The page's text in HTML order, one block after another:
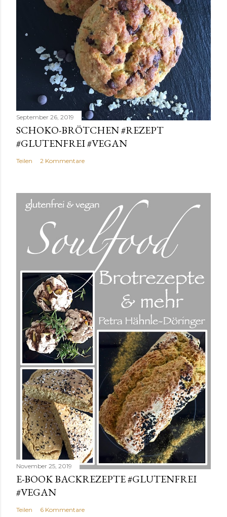
September 26, 2019
SCHOKO-BRÖTCHEN #REZEPT
#GLUTENFREI #VEGAN
Teilen 2 Kommentare
November 25, 2019
E-BOOK BACKREZEPTE #GLUTENFREI
#VEGAN
Teilen 6 Kommentare